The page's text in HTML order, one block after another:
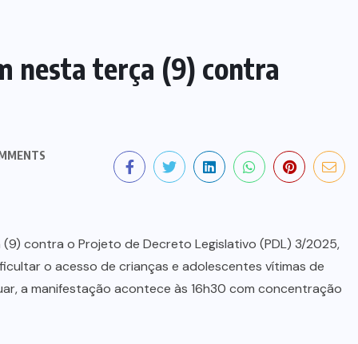
nesta terça (9) contra
contra o Projeto de Decreto Legislativo (PDL) 3/2025,
o acesso de crianças e adolescentes vítimas de
a manifestação acontece às 16h30 com concentração
ARGOLAS BARRAS ASSIMÉTRICAS
CAMPEONATO BRASILEIRO DE GINÁSTICA
ESPORTES LORRANE OLIVEIRA